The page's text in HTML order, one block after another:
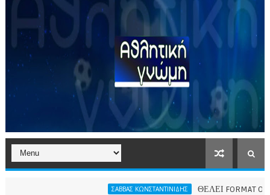
ΣΑΒΒΑΣ ΚΩΝΣΤΑΝΤΙΝΙΔΗΣ ΘΕΛΕΙ FORMAT O ΑΡΗΣ